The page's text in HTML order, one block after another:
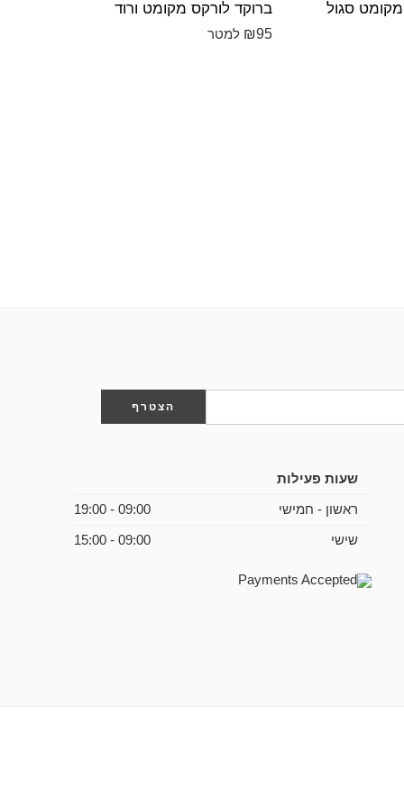
סגול ברוקד לורקס מקומט ורוד
₪95 למטר
שעות פעילות
ראשון - חמישי 09:00 - 19:00
שישי 09:00 - 15:00